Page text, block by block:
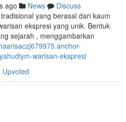
ago News
Discuss
yang berasal dari kaum
ekspresi yang unik. Bentuk
sejarah , menggambarkan
warisan-ekspresi
Upvoted